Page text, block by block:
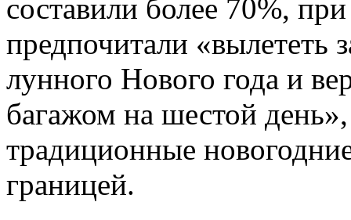
составили более 70%,
предпочитали «вылететь
лунного Нового года и
багажом на шестой
традиционные
границей.